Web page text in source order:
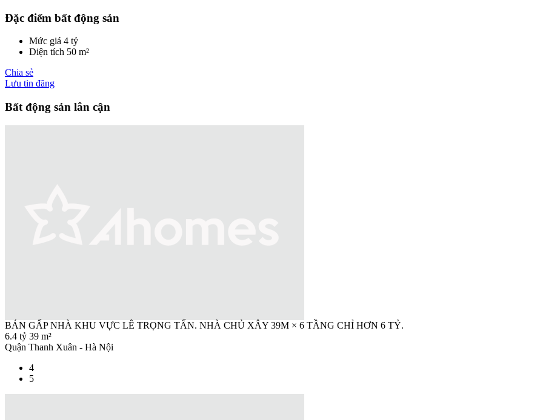
Đặc điểm bất động sản
Mức giá 4 tỷ
Diện tích 50 m²
Chia sẻ
Lưu tin đăng
Bất động sản lân cận
BÁN GẤP NHÀ KHU VỰC LÊ TRỌNG TẤN. NHÀ CHỦ XÂY 39M × 6 TẦNG CHỈ HƠN 6 TỶ.
6.4 tỷ 39 m²
Quận Thanh Xuân - Hà Nội
4
5